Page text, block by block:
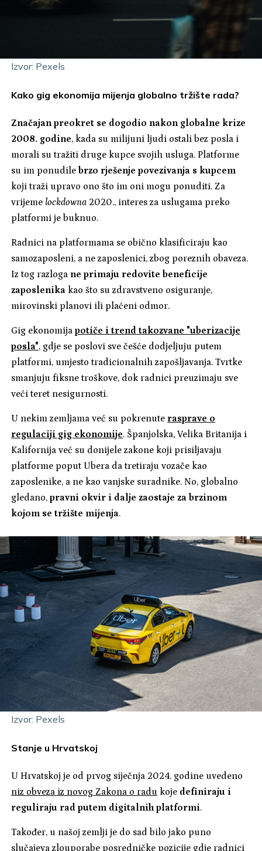
Izvor: Pexels
Kako gig ekonomija mijenja globalno tržište rada?
Značajan preokret se dogodio nakon globalne krize
2008. godine, kada su milijuni ljudi ostali bez posla i
morali su tražiti druge kupce svojih usluga. Platforme
su im ponudilebrzo rješenje povezivanja s kupcem
koji traži upravo ono što im oni mogu ponuditi. Za
vrijeme lockdowna 2020., interes za uslugama preko
platformi je buknuo.
Radnici na platformama se obično klasificiraju kao
samozaposleni, a ne zaposlenici, zbog poreznih obaveza.
Iz tog razloga ne primaju redovite beneficije
zaposlenika kao što su zdravstveno osiguranje,
mirovinski planovi ili plaćeni odmor.
Gig ekonomijapotiče i trend takozvane "uberizacije
posla", gdje se poslovi sve češće dodjeljuju putem
platformi, umjesto tradicionalnih zapošljavanja. Tvrtke
smanjuju fiksne troškove, dok radnici preuzimaju sve
veći teret nesigurnosti.
U nekim zemljama već su pokrenute rasprave o
regulaciji gig ekonomije. Španjolska, Velika Britanija i
Kalifornija već su donijele zakone koji prisiljavaju
platforme poput Ubera da tretiraju vozače kao
zaposlenike, a ne kao vanjske suradnike. No, globalno
gledano,pravni okvir i dalje zaostaje za brzinom
kojom se tržište mijenja.
Izvor: Pexels
Stanje u Hrvatskoj
U Hrvatskoj je od prvog siječnja 2024. godine uvedeno
niz obveza iz novog Zakona o radu koje definiraju i
reguliraju rad putem digitalnih platformi.
Također, u našoj zemlji je do sad bilo jako puno
slučajeva zlouporabe posredničke pozicije gdje radnici